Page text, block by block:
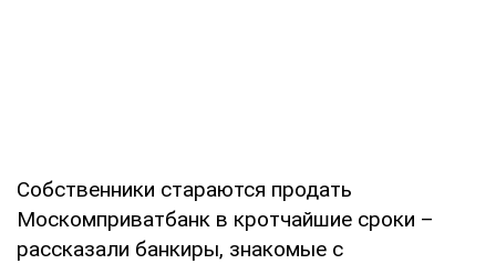
Собственники стараются продать
Москомприватбанк в кротчайшие сроки –
рассказали банкиры, знакомые с